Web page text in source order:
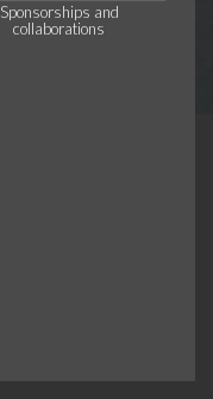
Sponsorships and
collaborations